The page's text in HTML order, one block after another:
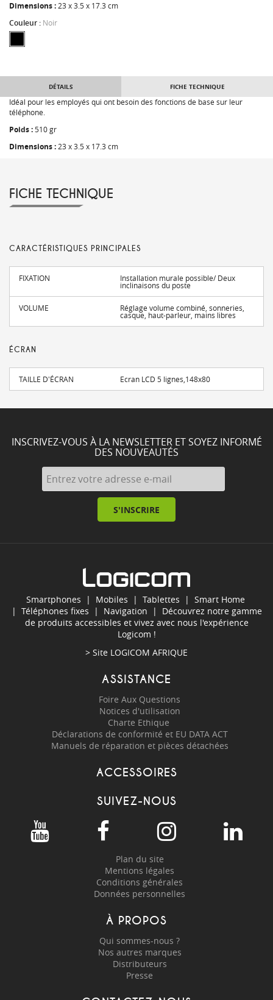
Dimensions :23 x 3.5 x 17.3 cm
Couleur : Noir
DÉTAILS FICHE TECHNIQUE
Idéal pour les employés qui ont besoin des fonctions de base sur leur
téléphone.
Poids :510 gr
Dimensions :23 x 3.5 x 17.3 cm
FICHE TECHNIQUE
CARACTÉRISTIQUES PRINCIPALES
FIXATION Installation murale possible/ Deux
inclinaisons du poste
VOLUME Réglage volume combiné, sonneries,
casque, haut-parleur, mains libres
ÉCRAN
TAILLE D'ÉCRAN Ecran LCD 5 lignes,148x80
INSCRIVEZ-VOUS À LA NEWSLETTER ET SOYEZ INFORMÉ
DES NOUVEAUTÉS
S'INSCRIRE
Smartphones | Mobiles | Tablettes | Smart Home
| Téléphones fixes | Navigation | Découvrez notre gamme
de produits accessibles et vivez avec nous l'expérience
Logicom !
> Site LOGICOM AFRIQUE
ASSISTANCE
Foire Aux Questions
Notices d'utilisation
Charte Ethique
Déclarations de conformité et EU DATA ACT
Manuels de réparation et pièces détachées
ACCESSOIRES
SUIVEZ-NOUS
Plan du site
Mentions légales
Conditions générales
Données personnelles
À PROPOS
Qui sommes-nous ?
Nos autres marques
Distributeurs
Presse